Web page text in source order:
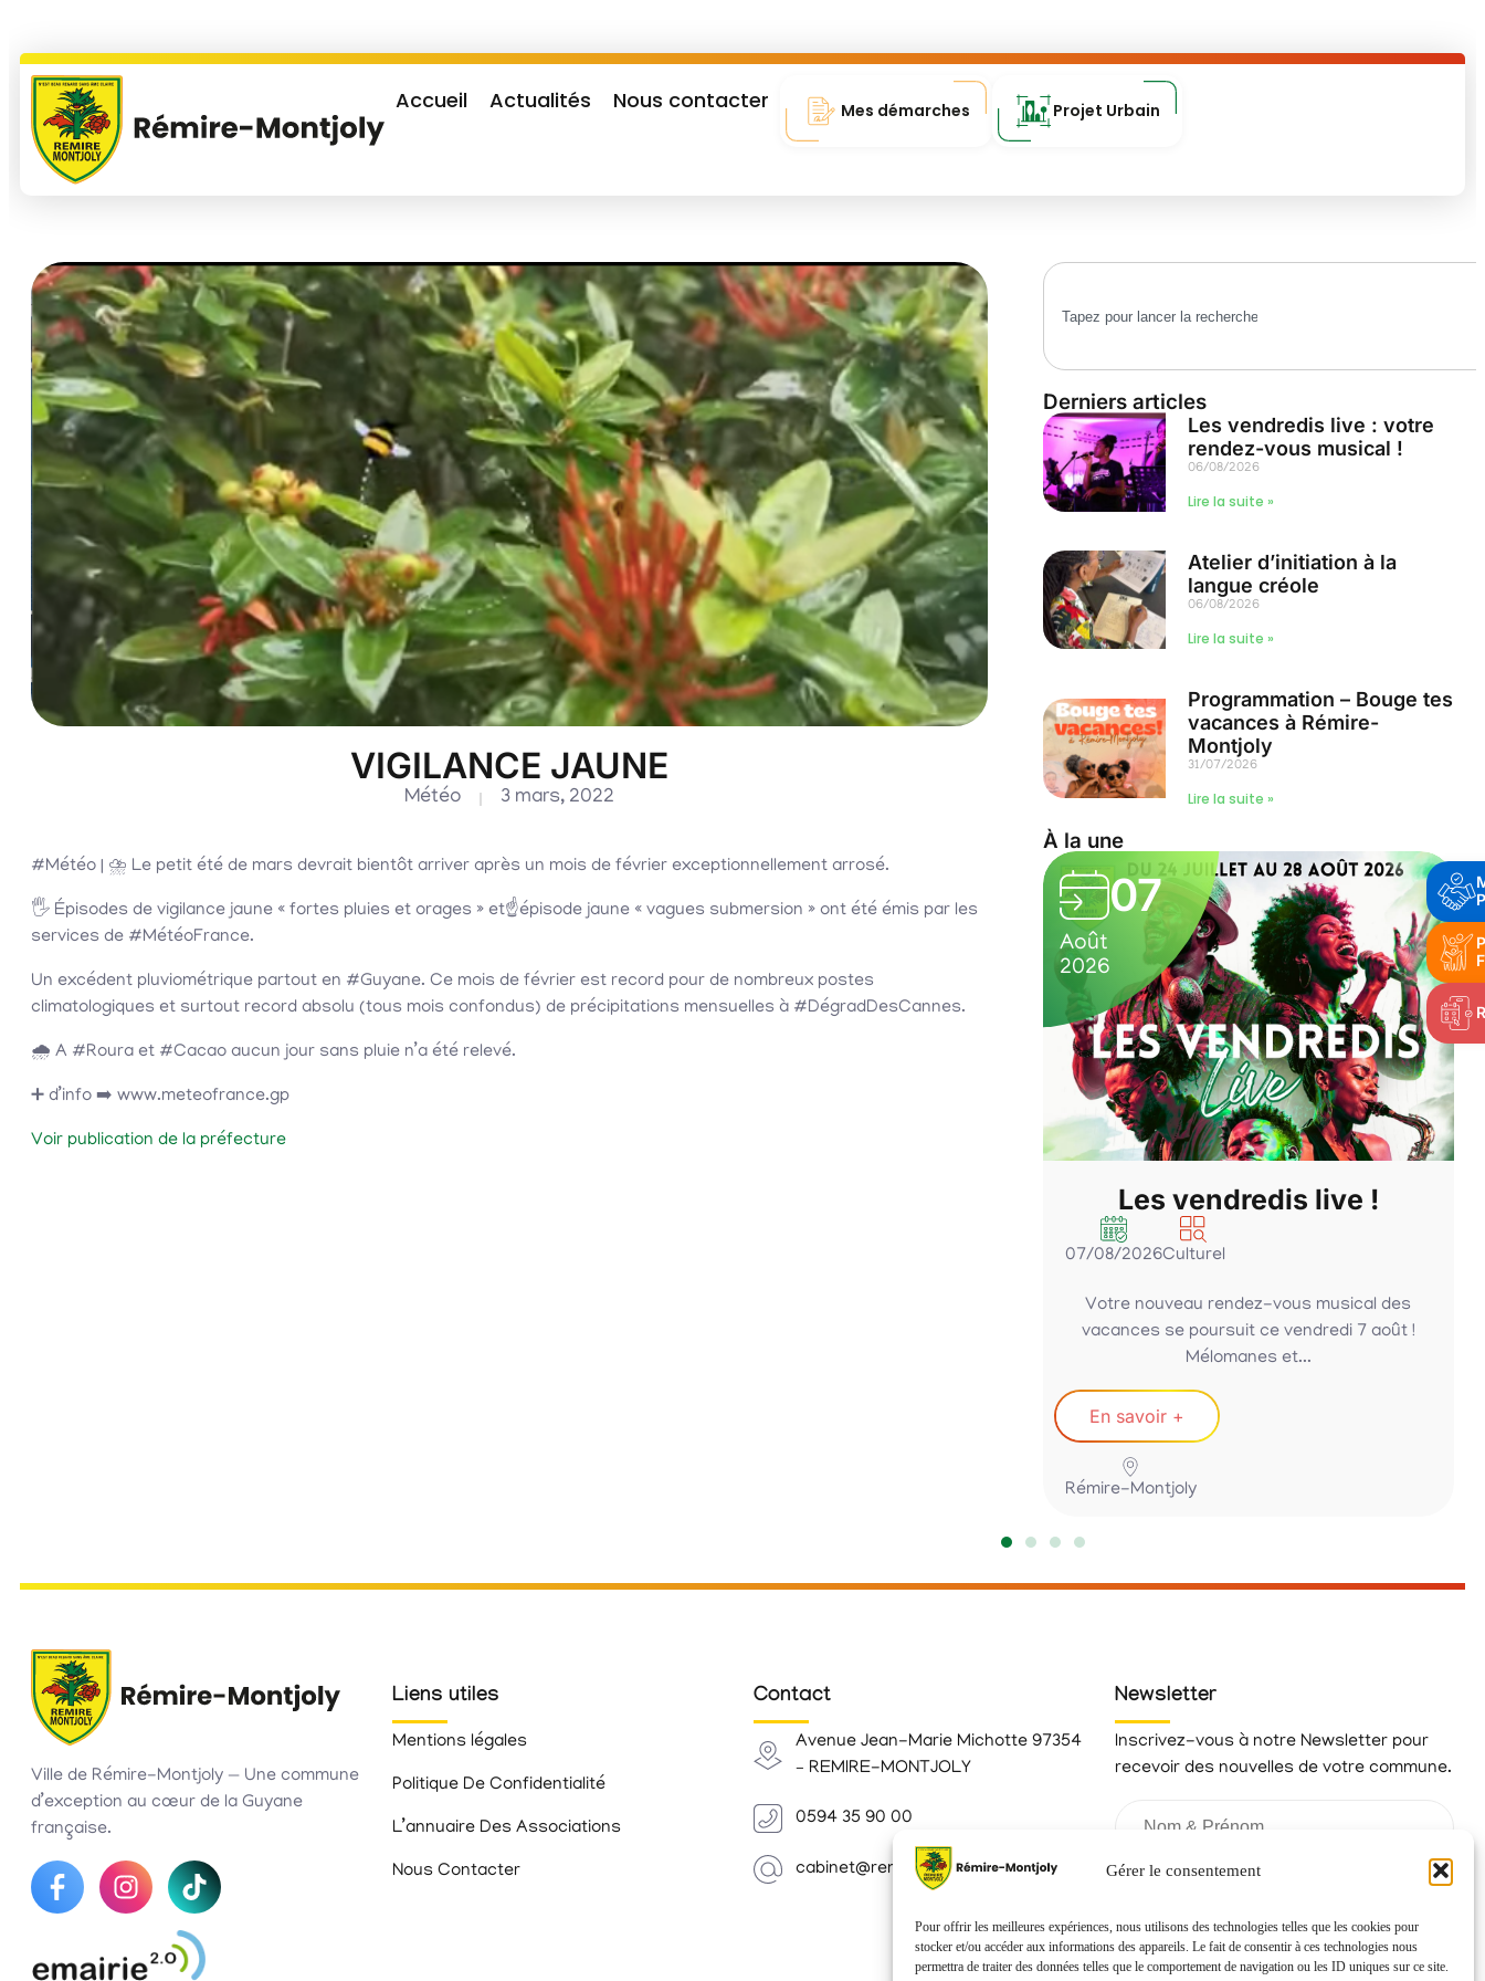
Gérer le consentement
Pour offrir les meilleures expériences, nous utilisons des technologies telles que les cookies pour
stocker et/ou accéder aux informations des appareils. Le fait de consentir à ces technologies nous
permettra de traiter des données telles que le comportement de navigation ou les ID uniques sur ce site.
Accueil Actualités Nous contacter Mes démarches Projet Urbain
VIGILANCE JAUNE
Météo 3 mars, 2022
#Météo | ⛈️ Le petit été de mars devrait bientôt arriver après un mois de février exceptionnellement arrosé.
🖐️ Épisodes de vigilance jaune « fortes pluies et orages » et☝️épisode jaune « vagues submersion » ont été émis par les
services de #MétéoFrance.
Un excédent pluviométrique partout en #Guyane. Ce mois de février est record pour de nombreux postes
climatologiques et surtout record absolu (tous mois confondus) de précipitations mensuelles à #DégradDesCannes.
🌧️ A #Roura et #Cacao aucun jour sans pluie n’a été relevé.
➕ d’info ➡️ www.meteofrance.gp
Voir publication de la préfecture
Derniers articles
Les vendredis live : votre
rendez-vous musical !
06/08/2026
Lire la suite »
Atelier d’initiation à la
langue créole
06/08/2026
Lire la suite »
Programmation – Bouge tes
vacances à Rémire-
Montjoly
31/07/2026
Lire la suite »
À la une
07
Août
2026
Les vendredis live !
07/08/2026Culturel
Votre nouveau rendez-vous musical des
vacances se poursuit ce vendredi 7 août !
Mélomanes et...
En savoir +
Rémire-Montjoly
Ville de Rémire-Montjoly — Une commune
d’exception au cœur de la Guyane
française.
Liens utiles
Mentions légales
Politique De Confidentialité
L’annuaire Des Associations
Nous Contacter
Contact
Avenue Jean-Marie Michotte 97354
– REMIRE-MONTJOLY
0594 35 90 00
cabinet@remiremontjoly.fr
Newsletter
Inscrivez-vous à notre Newsletter pour
recevoir des nouvelles de votre commune.